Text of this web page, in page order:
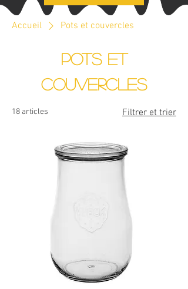
Accueil Pots et couvercles
Pots et
couvercles
18 articles Filtrer et trier